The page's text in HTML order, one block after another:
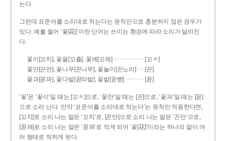
는다.
그런데 표준어를 소리대로 적는다는 원칙만으로 충분하지 않은 경우가
있다. 예를 들어 ‘꽃[花]’이란 단어는 쓰이는 환경에 따라 소리가 달라진
다.
꽃이[꼬치], 꽃을[꼬츨], 꽃에[꼬체] …………… [꼬ㅊ]
꽃만[꼰만], 꽃나무[꼰나무], 꽃놀이[꼰노리] … [꼰]
꽃과[꼳꽈], 꽃다발[꼳따발], 꽃밭[꼳빧] ……… [꼳]
‘꽃’은 ‘꽃이’일 때는 [꼬ㅊ]으로, ‘꽃만’일 때는 [꼰]으로, ‘꽃과’일 때는 [꼳]
으로 소리 난다. 만약 ‘표준어를 소리대로 적는다’는 원칙만 적용한다면,
[꼬치]로 소리 나는 말은 ‘꼬치’로, [꼰만]으로 소리 나는 말은 ‘꼰만’으로,
[꼳꽈]로 소리 나는 말은 ‘꼳꽈’로 적게 되어 ‘꽃[花]’이라는 하나의 말이 여
러 형태로 적히게 된다.